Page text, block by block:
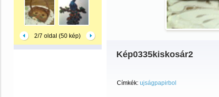
2/7 oldal (50 kép)
Kép0335kiskosár2
Címkék: ujságpapirbol